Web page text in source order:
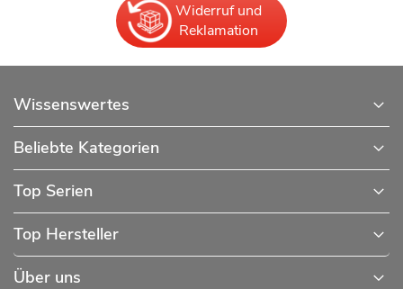
Widerruf und
Reklamation
Wissenswertes
Beliebte Kategorien
Top Serien
Top Hersteller
Über uns